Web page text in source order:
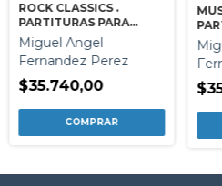
ROCK CLASSICS .
PARTITURAS PARA
AFICIONADOS AL PIANO
Miguel Angel
Fernandez Perez
$35.740,00